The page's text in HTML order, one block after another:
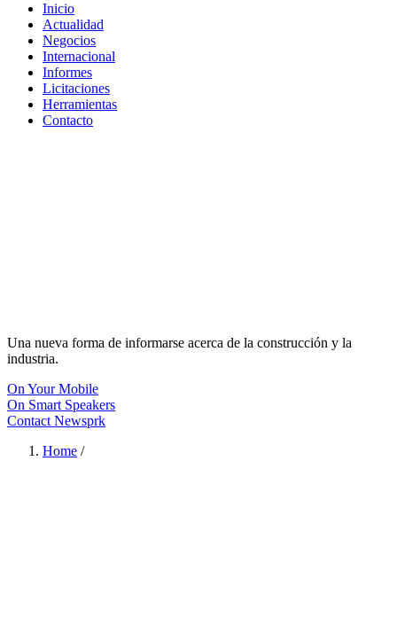
Inicio
Actualidad
Negocios
Internacional
Informes
Licitaciones
Herramientas
Contacto
Una nueva forma de informarse acerca de la construcción y la
industria.
On Your Mobile
On Smart Speakers
Contact Newsprk
Home /